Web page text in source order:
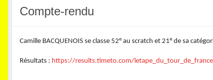
Compte-rendu
Camille BACQUENOIS se classe 52e au scratch et 21e de sa
Résultats : https://results.timeto.com/